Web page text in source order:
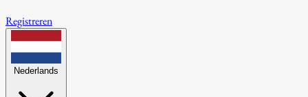
Registreren
Nederlands